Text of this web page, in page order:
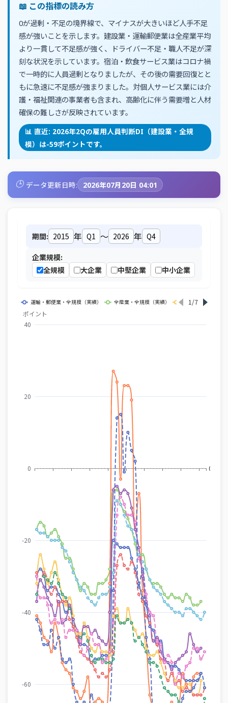
📖 この指標の読み方
0が過剰・不足の境界線で、マイナスが大きいほど人手不足
感が強いことを示します。建設業・運輸郵便業は全産業平均
より一貫して不足感が強く、ドライバー不足・職人不足が深
刻な状況を示しています。宿泊・飲食サービス業はコロナ禍
で一時的に人員過剰となりましたが、その後の需要回復とと
もに急速に不足感が強まりました。対個人サービス業には介
護・福祉関連の事業者も含まれ、高齢化に伴う需要増と人材
確保の難しさが反映されています。
📊 直近: 2026年2Qの雇用人員判断DI（建設業・全規
模）は-59ポイントです。
🕒 データ更新日時: 2026年07月20日 04:01
期間: 年 ～ 年
企業規模:
全規模
大企業 中堅企業 中小企業